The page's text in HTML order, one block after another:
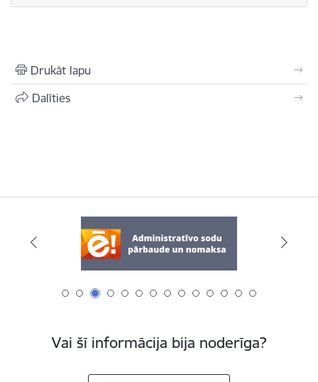
Drukāt lapu
Dalīties
Vai šī informācija bija noderīga?